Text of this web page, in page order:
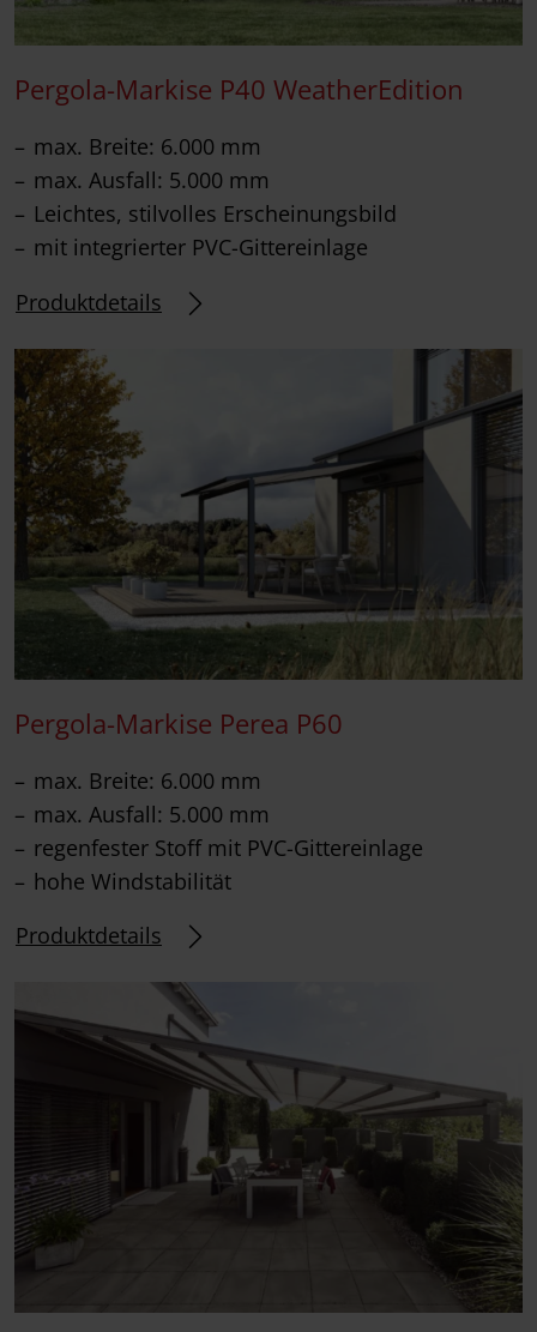
Pergola-Markise P40 WeatherEdition
max. Breite: 6.000 mm
max. Ausfall: 5.000 mm
Leichtes, stilvolles Erscheinungsbild
mit integrierter PVC-Gittereinlage
Produktdetails
Pergola-Markise Perea P60
max. Breite: 6.000 mm
max. Ausfall: 5.000 mm
regenfester Stoff mit PVC-Gittereinlage
hohe Windstabilität
Produktdetails